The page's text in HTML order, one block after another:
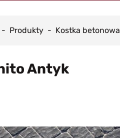
Produkty Kostka betonowa
Antyk